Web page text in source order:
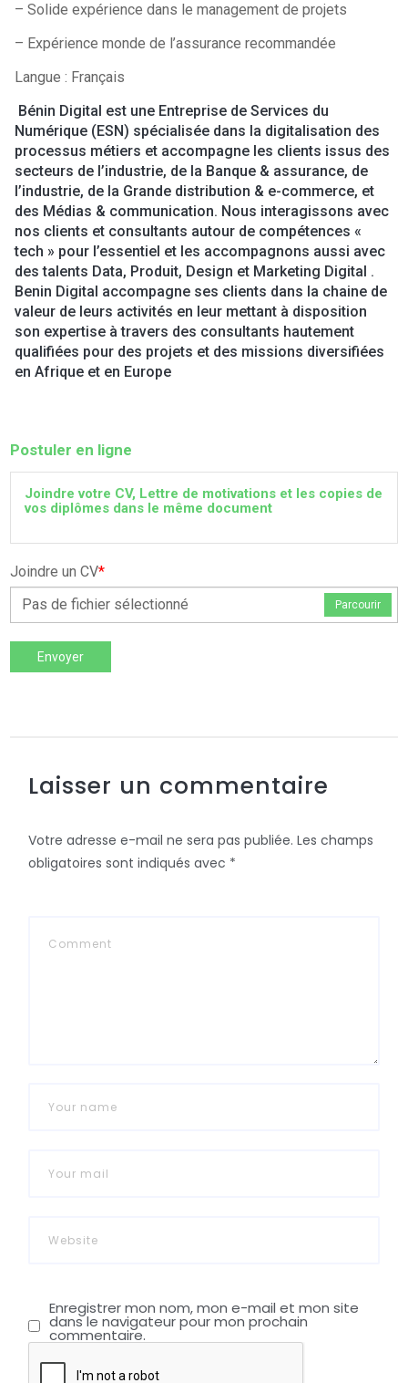
– Solide expérience dans le management de projets
– Expérience monde de l’assurance recommandée
Langue : Français
Bénin Digital est une Entreprise de Services du
Numérique (ESN) spécialisée dans la digitalisation des
processus métiers et accompagne les clients issus des
secteurs de l’industrie, de la Banque & assurance, de
l’industrie, de la Grande distribution & e-commerce, et
des Médias & communication. Nous interagissons avec
nos clients et consultants autour de compétences «
tech » pour l’essentiel et les accompagnons aussi avec
des talents Data, Produit, Design et Marketing Digital .
Benin Digital accompagne ses clients dans la chaine de
valeur de leurs activités en leur mettant à disposition
son expertise à travers des consultants hautement
qualifiées pour des projets et des missions diversifiées
en Afrique et en Europe
Postuler en ligne
Joindre votre CV, Lettre de motivations et les copies de
vos diplômes dans le même document
Joindre un CV*
Pas de fichier sélectionné
Parcourir
Envoyer
Laisser un commentaire
Votre adresse e-mail ne sera pas publiée. Les champs
obligatoires sont indiqués avec *
Enregistrer mon nom, mon e-mail et mon site
dans le navigateur pour mon prochain
commentaire.